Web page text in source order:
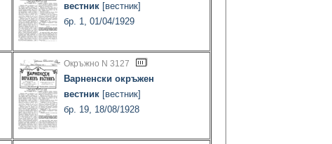
вестник [вестник]
бр. 1, 01/04/1929
Окръжно N 3127
Варненски окръжен
вестник [вестник]
бр. 19, 18/08/1928